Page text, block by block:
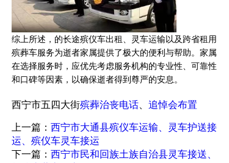
综上所述，的长途殡仪车出租、 灵车运输以及跨省租用
殡葬车服务为逝者家属提供了极大的便利与帮助。家属
在选择服务时，应优先考虑服务机构的专业性、可靠性
和口碑等因素，以确保逝者得到尊严的安息。
西宁市五四大街殡葬治丧电话、 追悼会布置
上一篇： 西宁市大通县殡仪车运输、灵车护送接
运、殡仪车灵车接运
下一篇： 西宁市民和回族土族自治县灵车接送、